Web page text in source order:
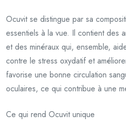
Ocuvit se distingue par sa
essentiels à la vue. Il contient des
et des minéraux qui, ensemble,
contre le stress oxydatif et
favorise une bonne circulation
oculaires, ce qui contribue à une
Ce qui rend Ocuvit unique